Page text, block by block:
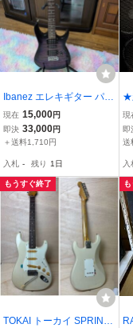
Ibanez エレキギター パー
プル系カラー
現在 15,000円
即決 33,000円
＋送料1,710円
入札 - 残り 1日
★
現
即
送
入
もうすぐ終了
TOKAI トーカイ SPRING